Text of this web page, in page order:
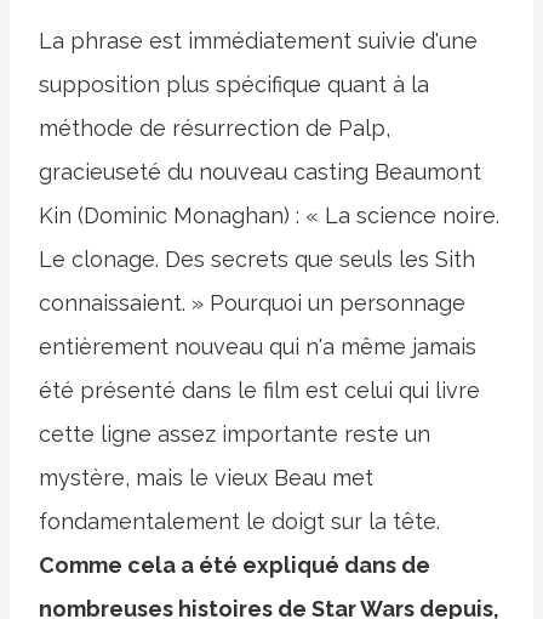
La phrase est immédiatement suivie d'une
supposition plus spécifique quant à la
méthode de résurrection de Palp,
gracieuseté du nouveau casting Beaumont
Kin (Dominic Monaghan) : « La science noire.
Le clonage. Des secrets que seuls les Sith
connaissaient. » Pourquoi un personnage
entièrement nouveau qui n'a même jamais
été présenté dans le film est celui qui livre
cette ligne assez importante reste un
mystère, mais le vieux Beau met
fondamentalement le doigt sur la tête.
Comme cela a été expliqué dans de
nombreuses histoires de Star Wars depuis,